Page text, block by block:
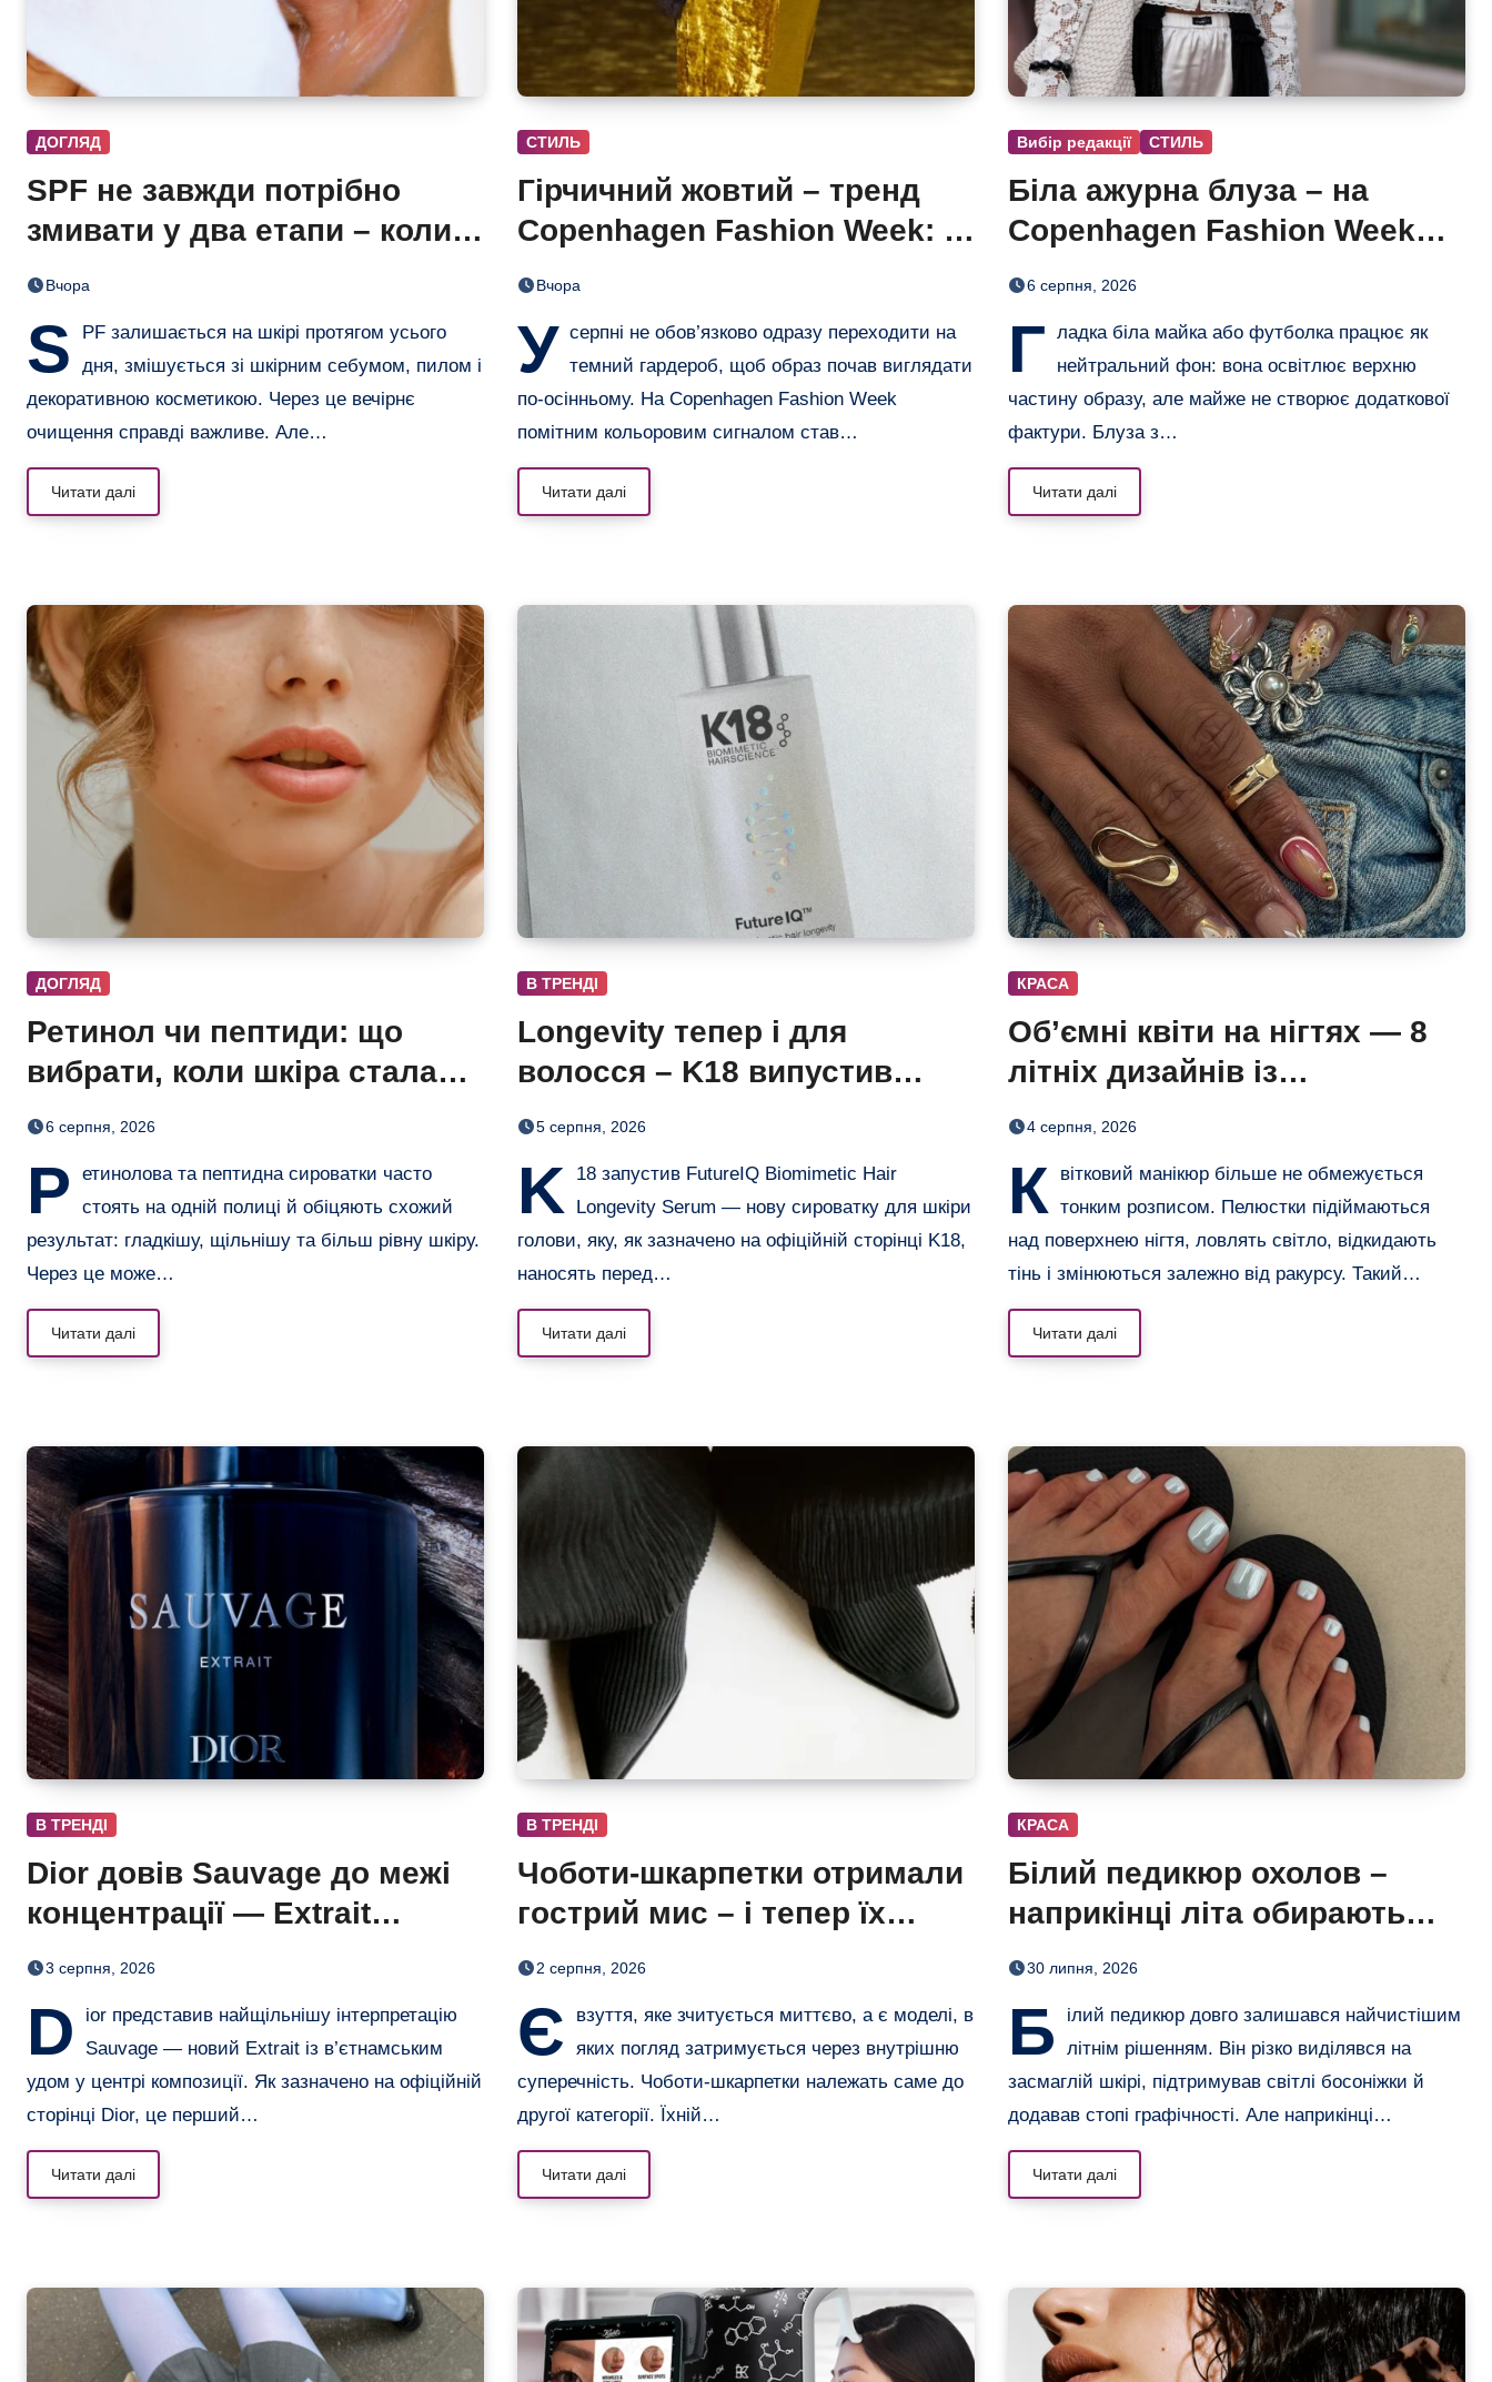
ДОГЛЯД
SPF не завжди потрібно
змивати у два етапи – коли
одного очищення достатньо
Вчора
S
PF залишається на шкірі протягом усього
дня, змішується зі шкірним себумом, пилом і
декоративною косметикою. Через це вечірнє
очищення справді важливе. Але…
Читати далі
СТИЛЬ
Гірчичний жовтий – тренд
Copenhagen Fashion Week: 6
образів, що переводять літо
Вчора
У серпні не обов’язково одразу переходити на
темний гардероб, щоб образ почав виглядати
по-осінньому. На Copenhagen Fashion Week
помітним кольоровим сигналом став…
Читати далі
Вибір редакції СТИЛЬ
Біла ажурна блуза – на
Copenhagen Fashion Week
показали тренд цього літа
6 серпня, 2026
Г ладка біла майка або футболка працює як
нейтральний фон: вона освітлює верхню
частину образу, але майже не створює додаткової
фактури. Блуза з…
Читати далі
ДОГЛЯД
Ретинол чи пептиди: що
вибрати, коли шкіра стала
нерівною і чутливою
6 серпня, 2026
Р
етинолова та пептидна сироватки часто
стоять на одній полиці й обіцяють схожий
результат: гладкішу, щільнішу та більш рівну шкіру.
Через це може…
Читати далі
В ТРЕНДІ
Longevity тепер і для
волосся – K18 випустив
нічну сироватку FutureIQ
5 серпня, 2026
K
18 запустив FutureIQ Biomimetic Hair
Longevity Serum — нову сироватку для шкіри
голови, яку, як зазначено на офіційній сторінці K18,
наносять перед…
Читати далі
КРАСА
Об’ємні квіти на нігтях — 8
літніх дизайнів із
неймовірним 3D-ефектом
4 серпня, 2026
К
вітковий манікюр більше не обмежується
тонким розписом. Пелюстки підіймаються
над поверхнею нігтя, ловлять світло, відкидають
тінь і змінюються залежно від ракурсу. Такий…
Читати далі
В ТРЕНДІ
Dior довів Sauvage до межі
концентрації — Extrait
дозріває 42 дні
3 серпня, 2026
D
ior представив найщільнішу інтерпретацію
Sauvage — новий Extrait із в’єтнамським
удом у центрі композиції. Як зазначено на офіційній
сторінці Dior, це перший…
Читати далі
В ТРЕНДІ
Чоботи-шкарпетки отримали
гострий мис – і тепер їх
хочеться роздивлятися
2 серпня, 2026
Є
взуття, яке зчитується миттєво, а є моделі, в
яких погляд затримується через внутрішню
суперечність. Чоботи-шкарпетки належать саме до
другої категорії. Їхній…
Читати далі
КРАСА
Білий педикюр охолов –
наприкінці літа обирають
сіро-блакитний
30 липня, 2026
Б
ілий педикюр довго залишався найчистішим
літнім рішенням. Він різко виділявся на
засмаглій шкірі, підтримував світлі босоніжки й
додавав стопі графічності. Але наприкінці…
Читати далі